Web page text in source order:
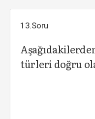
13.Soru
türleri doğru